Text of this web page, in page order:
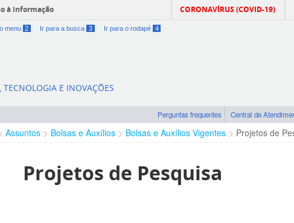
à informação CORONAVÍRUS (COVID-19)
menu 2 Ir para a busca 3 Ir para o rodapé 4
E INOVAÇÕES
Perguntas frequentes Central de
Assuntos Bolsas e Auxílios Bolsas e Auxílios Vigentes Projetos de
Projetos de Pesquisa